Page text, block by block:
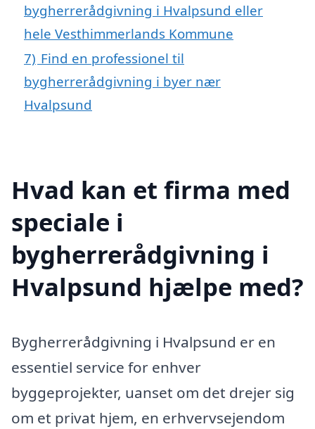
bygherrerådgivning i Hvalpsund eller
hele Vesthimmerlands Kommune
7) Find en professionel til
bygherrerådgivning i byer nær
Hvalpsund
Hvad kan et firma med
speciale i
bygherrerådgivning i
Hvalpsund hjælpe med?
Bygherrerådgivning i Hvalpsund er en
essentiel service for enhver
byggeprojekter, uanset om det drejer sig
om et privat hjem, en erhvervsejendom